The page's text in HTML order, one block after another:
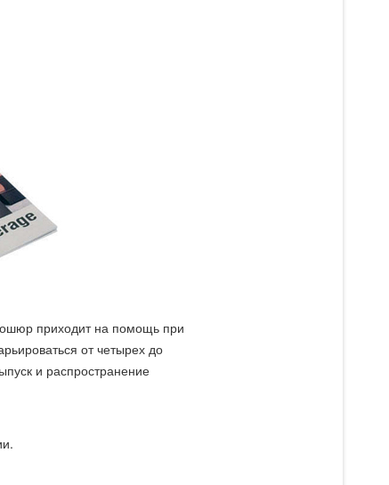
приходит на помощь при
от четырех до
и распространение